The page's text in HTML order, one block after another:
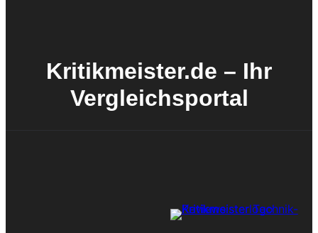
Kritikmeister.de – Ihr
Vergleichsportal